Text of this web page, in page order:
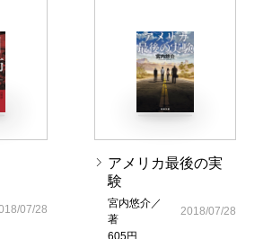
07/28
アメリカ最後の実
験
宮内悠介／
著
605円
2018/07/28